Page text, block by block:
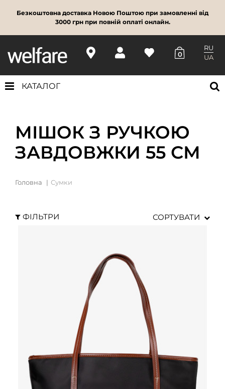
Безкоштовна доставка Новою Поштою при замовленні від
3000 грн при повній оплаті онлайн.
0
RU
UA
КАТАЛОГ
МІШОК З РУЧКОЮ
ЗАВДОВЖКИ 55 СМ
Головна Сумки
ФІЛЬТРИ СОРТУВАТИ